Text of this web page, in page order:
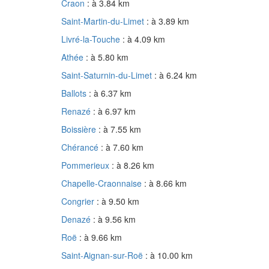
Craon : à 3.84 km
Saint-Martin-du-Limet : à 3.89 km
Livré-la-Touche : à 4.09 km
Athée : à 5.80 km
Saint-Saturnin-du-Limet : à 6.24 km
Ballots : à 6.37 km
Renazé : à 6.97 km
Boissière : à 7.55 km
Chérancé : à 7.60 km
Pommerieux : à 8.26 km
Chapelle-Craonnaise : à 8.66 km
Congrier : à 9.50 km
Denazé : à 9.56 km
Roë : à 9.66 km
Saint-Aignan-sur-Roë : à 10.00 km